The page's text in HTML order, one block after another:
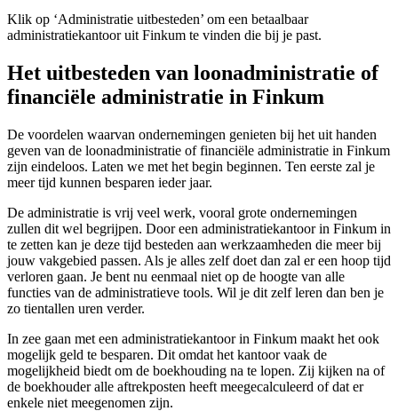
Klik op ‘Administratie uitbesteden’ om een betaalbaar
administratiekantoor uit Finkum te vinden die bij je past.
Het uitbesteden van loonadministratie of
financiële administratie in Finkum
De voordelen waarvan ondernemingen genieten bij het uit handen
geven van de loonadministratie of financiële administratie in Finkum
zijn eindeloos. Laten we met het begin beginnen. Ten eerste zal je
meer tijd kunnen besparen ieder jaar.
De administratie is vrij veel werk, vooral grote ondernemingen
zullen dit wel begrijpen. Door een administratiekantoor in Finkum in
te zetten kan je deze tijd besteden aan werkzaamheden die meer bij
jouw vakgebied passen. Als je alles zelf doet dan zal er een hoop tijd
verloren gaan. Je bent nu eenmaal niet op de hoogte van alle
functies van de administratieve tools. Wil je dit zelf leren dan ben je
zo tientallen uren verder.
In zee gaan met een administratiekantoor in Finkum maakt het ook
mogelijk geld te besparen. Dit omdat het kantoor vaak de
mogelijkheid biedt om de boekhouding na te lopen. Zij kijken na of
de boekhouder alle aftrekposten heeft meegecalculeerd of dat er
enkele niet meegenomen zijn.